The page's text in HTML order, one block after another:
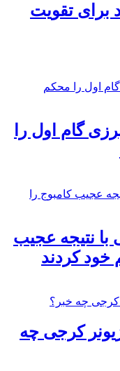
برای تقویت
گام اول را
با نتیجه عجیب
خود کردند
کرجی چه